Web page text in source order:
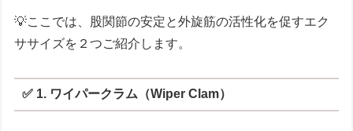
💡ここでは、股関節の安定と外旋筋の活性化を促すエク
ササイズを２つご紹介します。
✅ 1. ワイパークラム（Wiper Clam）